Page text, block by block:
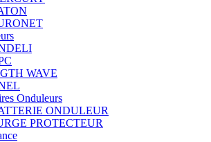
WAVE
Onduleurs
ONDULEUR
PROTECTEUR